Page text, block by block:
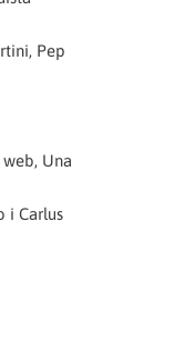
Pep
Una
i Carlus